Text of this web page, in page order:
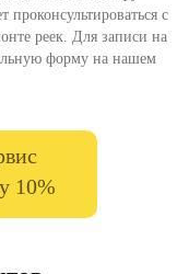
с
реек. Для записи на
форму на нашем
10%